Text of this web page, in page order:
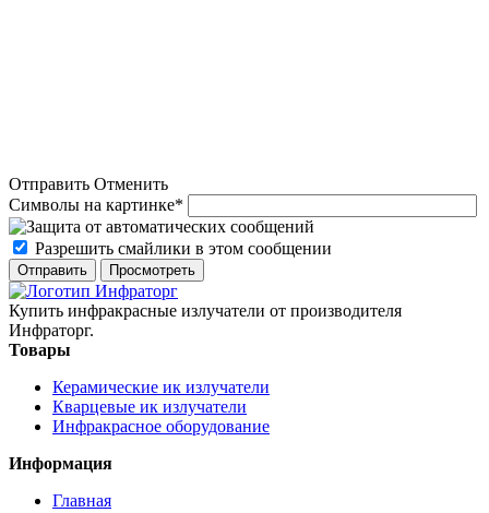
Отправить Отменить
Символы на картинке*
Разрешить смайлики в этом сообщении
Купить инфракрасные излучатели от производителя
Инфраторг.
Товары
Керамические ик излучатели
Кварцевые ик излучатели
Инфракрасное оборудование
Информация
Главная